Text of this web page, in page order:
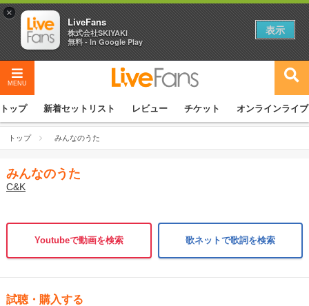
MENU
トップ 新着セットリスト レビュー チケット オンラインライブ
トップ みんなのうた
みんなのうた
C&K
Youtubeで動画を検索 歌ネットで歌詞を検索
試聴・購入する
×
LiveFans
株式会社SKIYAKI
無料 - In Google Play
表示